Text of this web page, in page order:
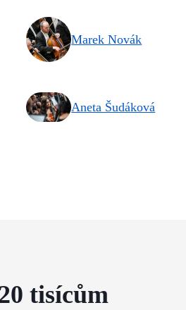
Marek Novák
Aneta Šudáková
tisícům